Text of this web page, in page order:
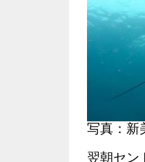
写真：新
翌朝セン